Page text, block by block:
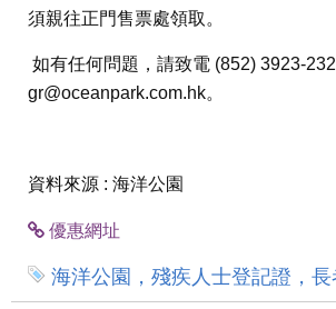
須親往正門售票處領取。
如有任何問題，請致電 (852) 3923-
gr@oceanpark.com.hk。
資料來源 : 海洋公園
優惠網址
海洋公園，殘疾人士登記證，